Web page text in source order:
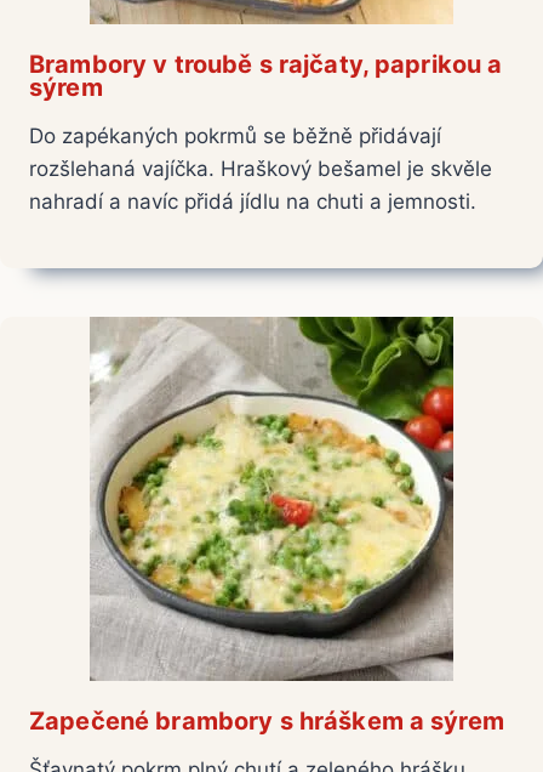
Brambory v troubě s rajčaty, paprikou a
sýrem
Do zapékaných pokrmů se běžně přidávají
rozšlehaná vajíčka. Hraškový bešamel je skvěle
nahradí a navíc přidá jídlu na chuti a jemnosti.
Zapečené brambory s hráškem a sýrem